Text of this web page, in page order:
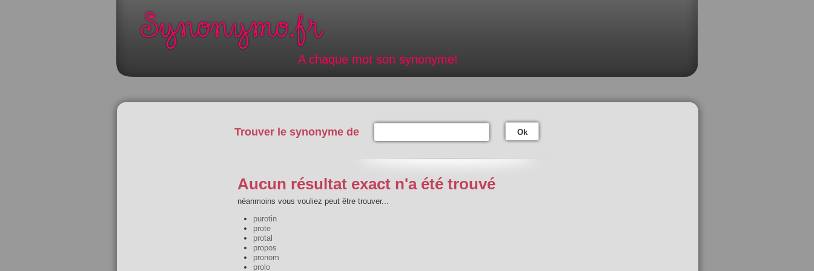
A chaque mot son synonyme!
Trouver le synonyme de Ok
Aucun résultat exact n'a été trouvé
néanmoins vous vouliez peut être trouver...
purotin
prote
protal
propos
pronom
prolo